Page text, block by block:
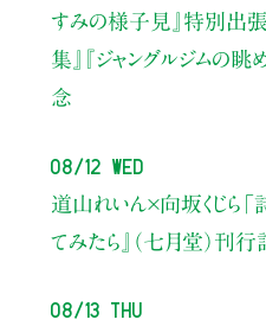
すみの様子見』特別出張
集』『ジャングルジムの
念
08/12 Wed
道山れいん×向坂くじら
てみたら』（七月堂）刊
08/13 Thu